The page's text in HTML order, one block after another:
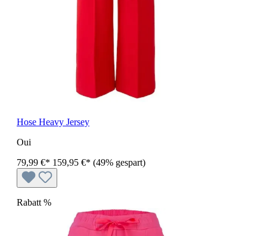
Hose Heavy Jersey
Oui
79,99 €* 159,95 €* (49% gespart)
Rabatt %